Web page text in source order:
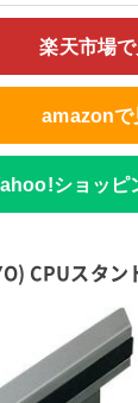
楽天市場
amazonで
ショッピ
CPUスタン